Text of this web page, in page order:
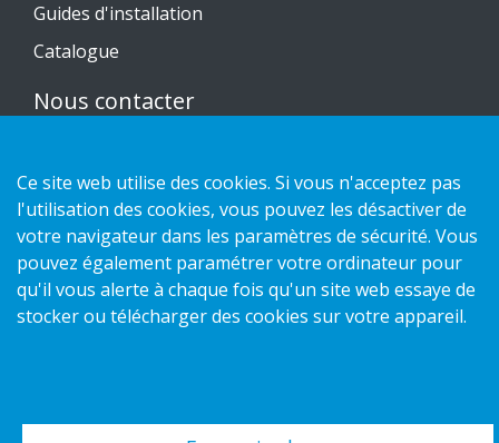
Guides d'installation
Catalogue
Nous contacter
Politique des cookies
Copyright 2026 HL Display AB. All rights reserved.
Ce site web utilise des cookies. Si vous n'acceptez pas
l'utilisation des cookies, vous pouvez les désactiver de
votre navigateur dans les paramètres de sécurité. Vous
pouvez également paramétrer votre ordinateur pour
qu'il vous alerte à chaque fois qu'un site web essaye de
stocker ou télécharger des cookies sur votre appareil.